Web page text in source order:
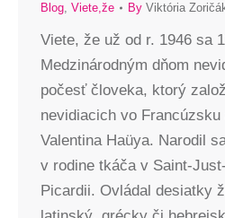
Blog, Viete,že By Viktória
Viete, že už od r. 1946 sa
Medzinárodným dňom
počesť človeka, ktorý
nevidiacich vo
Valentina Haüya. Narodil
v rodine tkáča v Saint-
Picardii. Ovládal desiatky